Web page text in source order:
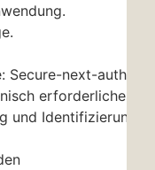
Secure-next-
erforderliches
und Identifizierung